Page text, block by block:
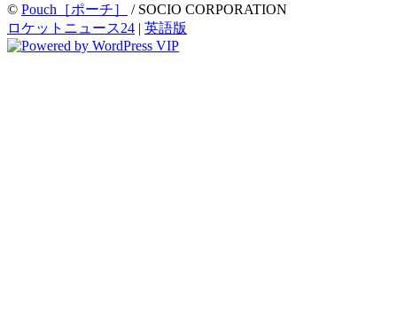
© Pouch［ポーチ］
/ SOCIO CORPORATION
ロケットニュース24 | 英語版